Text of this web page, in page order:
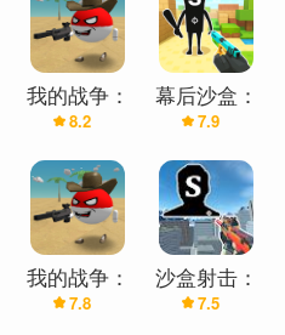
我的战争：
多人沙盒射
击（辅助菜
单）
8.2
幕后沙盒：
射击汉化版
(辅助菜单)
7.9
我的战争：
多人沙盒射
7.8
沙盒射击：
冰冻世界
7.5